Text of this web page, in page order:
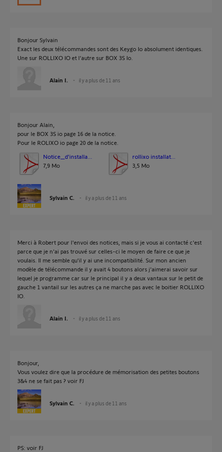
Bonjour Sylvain
Exact les deux télécommandes sont des Keygo Io absolument identiques.
Une sur ROLLIXO IO et l'autre sur BOX 3S Io.
Alain I. il y a plus de 11 ans
Bonjour Alain,
pour le BOX 3S io page 16 de la notice.
Pour le ROLIXO io page 20 de la notice.
Notice_d'installa...
7,9 Mo
rollixo installat...
3,5 Mo
Sylvain C. il y a plus de 11 ans
Merci à Robert pour l'envoi des notices, mais si je vous ai contacté c'est
parce que je n'ai pas trouvé sur celles-ci le moyen de faire ce que je
voulais. Il me semble qu'il y ai une incompatibilité. Sur mon ancien
modèle de télécommande il y avait 4 boutons alors j'aimerai savoir sur
lequel je programme car sur le principal il y a deux vantaux sur le petit de
gauche 1 vantail sur les autres ça ne marche pas avec le boitier ROLLIXO
IO.
Alain I. il y a plus de 11 ans
Bonjour,
Vous voulez dire que la procédure de mémorisation des petites boutons
3&4 ne se fait pas ? voir FJ
Sylvain C. il y a plus de 11 ans
PS: voir FJ